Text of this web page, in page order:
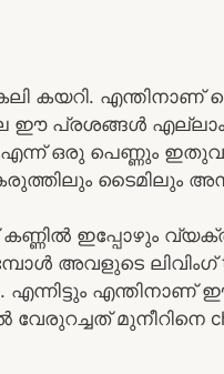
കയറി. എന്തിനാണ്
ഈ പ്രശങ്ങൾ
ഒരു പെണ്ണും
ടൈമിലും
ഇപ്പോഴും
അവളുടെ ലിവിംഗ്
എന്നിട്ടും
മുനീറിനെ